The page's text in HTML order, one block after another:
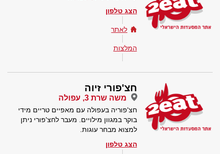
הצג טלפון
לאתר
המלצות
חצ'פורי זיוה
משה שרת 3, עפולה
חצ'פוריה בעפולה עם מאפיים טריים מידי
בוקר במגוון מילויים. מעבר לחצ'פורי ניתן
למצוא מבחר עוגות.
הצג טלפון